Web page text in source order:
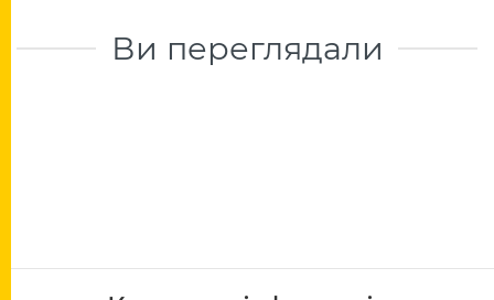
Ви переглядали